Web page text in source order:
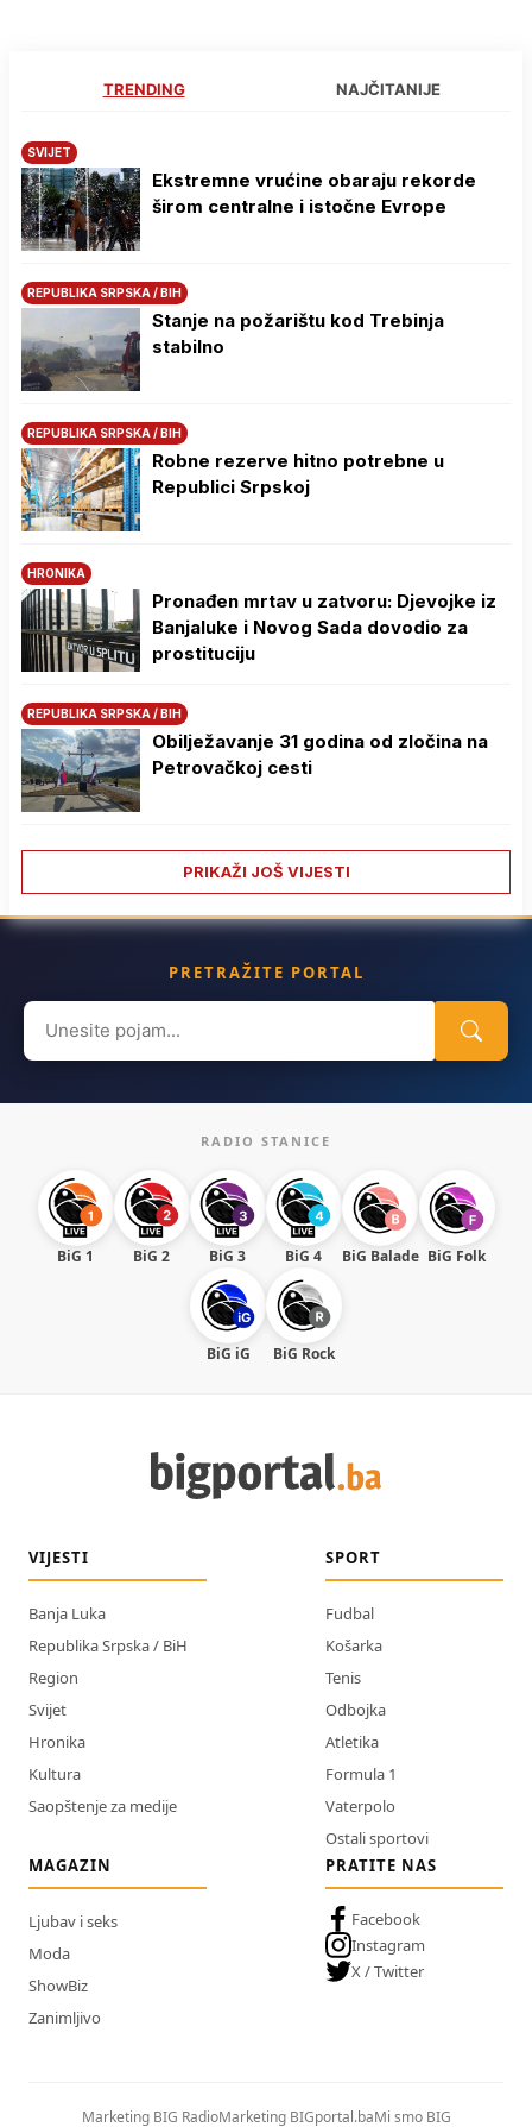
TRENDING NAJČITANIJE
SVIJET
Ekstremne vrućine obaraju rekorde
širom centralne i istočne Evrope
REPUBLIKA SRPSKA / BIH
Stanje na požarištu kod Trebinja
stabilno
REPUBLIKA SRPSKA / BIH
Robne rezerve hitno potrebne u
Republici Srpskoj
HRONIKA
Pronađen mrtav u zatvoru: Djevojke iz
Banjaluke i Novog Sada dovodio za
prostituciju
REPUBLIKA SRPSKA / BIH
Obilježavanje 31 godina od zločina na
Petrovačkoj cesti
PRIKAŽI JOŠ VIJESTI
PRETRAŽITE PORTAL
Search
for:
RADIO STANICE
BiG 1 BiG 2 BiG 3 BiG 4 BiG Balade BiG Folk
BiG iG BiG Rock
VIJESTI
Banja Luka
Republika Srpska / BiH
Region
Svijet
Hronika
Kultura
Saopštenje za medije
SPORT
Fudbal
Košarka
Tenis
Odbojka
Atletika
Formula 1
Vaterpolo
Ostali sportovi
MAGAZIN
Ljubav i seks
Moda
ShowBiz
Zanimljivo
PRATITE NAS
Facebook
Instagram
X / Twitter
Marketing BIG RadioMarketing BIGportal.baMi smo BIG